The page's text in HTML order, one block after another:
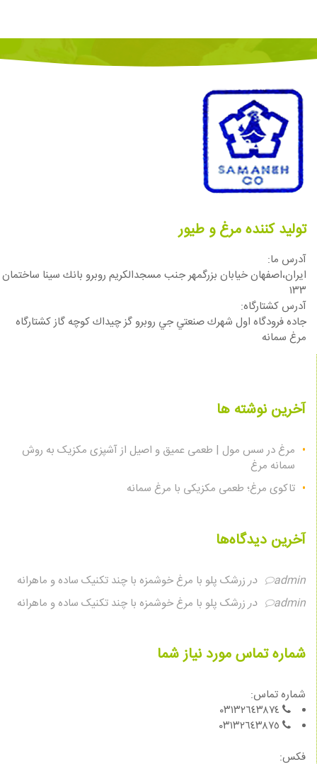
تولید کننده مرغ و طیور
آدرس ما:
ایران،اصفهان خيابان بزرگمهر جنب مسجدالكريم روبرو بانك سينا ساختمان
١٣٣
آدرس كشتارگاه:
جاده فرودگاه اول شهرك صنعتي جي روبرو گز چيداك كوچه گاز كشتارگاه
مرغ سمانه
آخرین نوشته ها
مرغ در سس مول | طعمی عمیق و اصیل از آشپزی مکزیک به روش
سمانه مرغ
تاکوی مرغ؛ طعمی مکزیکی با مرغ سمانه
آخرین دیدگاه‌ها
admin درزرشک پلو با مرغ خوشمزه با چند تکنیک ساده و ماهرانه
admin
درزرشک پلو با مرغ خوشمزه با چند تکنیک ساده و ماهرانه
شماره تماس مورد نیاز شما
شماره تماس:
فكس: